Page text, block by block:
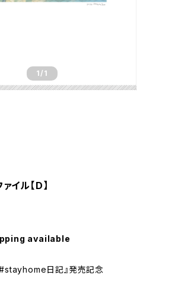
1 /1
ル【D】
available
日記』発売記念